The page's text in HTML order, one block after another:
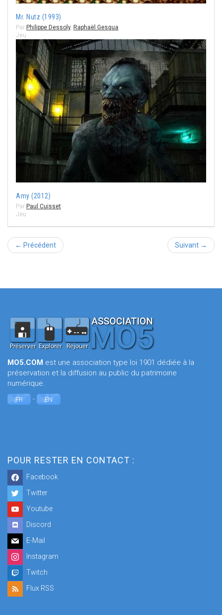
Mr. Nutz (1993)
Par Philippe Dessoly, Raphaël Gesqua
Jeu
Amy (2012)
Par Paul Cuisset
Jeu
← Précédent Suivant →
MO5.COM est une association type loi 1901 dédiée à la
préservation et la diffusion au public du patrimoine
numérique.
FR - EN
POUR RESTER EN CONTACT :
Facebook
Twitter
Youtube
Discord
E-Mail
Instagram
Twitch
Flux RSS